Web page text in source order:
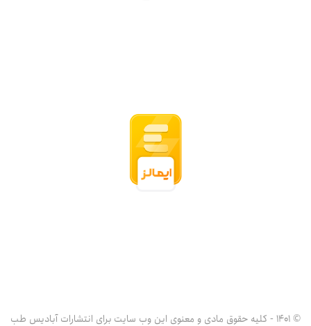
© 1401 - کلیه حقوق مادی و معنوی این وب سایت برای انتشارات آبادیس طب